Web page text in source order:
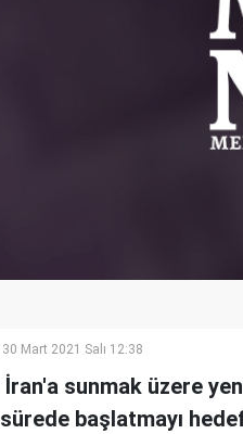
30 Mart 2021 Salı 12:38
İran'a sunmak üzere
sürede başlatmayı